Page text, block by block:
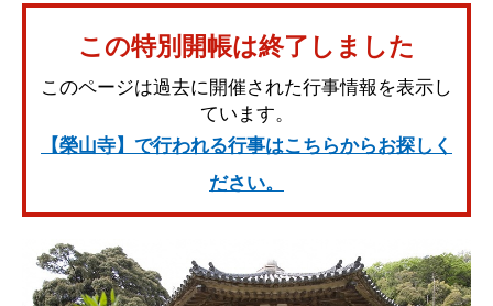
この特別開帳は終了しました
このページは過去に開催された行事情報を表示し
ています。
【榮山寺】で行われる行事はこちらからお探しく
ださい。